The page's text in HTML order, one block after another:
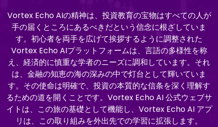
Vortex Echo AIの精神は、投資教育の宝物はすべての人が
手の届くところにあるべきだという信念に根ざしていま
す。初心者を両手を広げて挨拶するように調整された
Vortex Echo AIプラットフォームは、言語の多様性を称
え、経済的に慎重な学者のニーズに調和しています。それ
は、金融の知恵の海の深みの中で灯台として輝いていま
す。その使命は明確で、投資の本質的な信条を深く理解す
るための道を開くことです。Vortex Echo AI 公式ウェブサ
イトは、この旅の基礎として機能し、Vortex Echo AI アプ
リは、この取り組みを外出先での学習に拡張します。